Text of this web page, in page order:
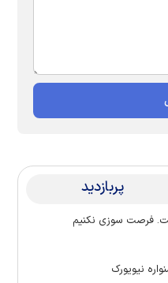
پربازدید
فرصت سوزی نکنیم
نیویورک